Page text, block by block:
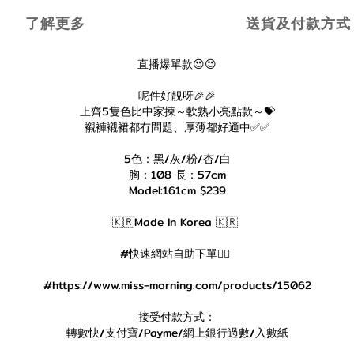
了解更多 送貨及付款方式
直播爆單款😍😍
呢件好靚呀🎉🎉
上齊5隻色比中家揀～軟熟小亮點款～💝
襯褲襯裙都冇問題、厚薄都好適中✅✅
5色：黑/灰/粉/杏/白
胸：108 長：57cm
Model:161cm $239
🇰🇷Made In Korea 🇰🇷
#快速網站自助下單👇🏻
#https://www.miss-morning.com/products/15062
接受付款方式：
轉數快/支付寶/Payme/網上銀行過數/入數紙